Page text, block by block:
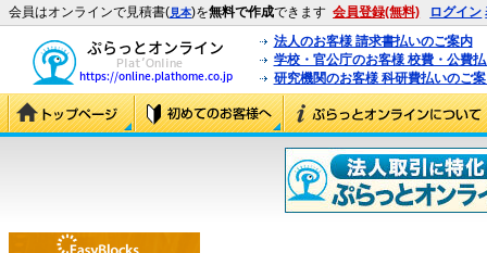
会員はオンラインで見積書(見本)を無料で作成できます 会員登録(無料) ログイン
法人のお客様 請求書払いのご案内
学校・官公庁のお客様 校費・公費
研究機関のお客様 科研費払いのご